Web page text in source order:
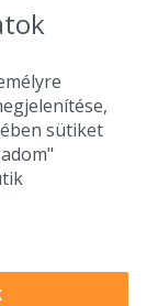
line Kft.
helyen az összes
étterem ajánlata.
sütiket